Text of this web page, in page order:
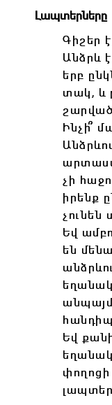
Լապտերները
Գիշեր
Անձրև
երբ
տակ, և
Ինչի՞
չի
իրենք
Եվ
են
եղանակ
Եվ